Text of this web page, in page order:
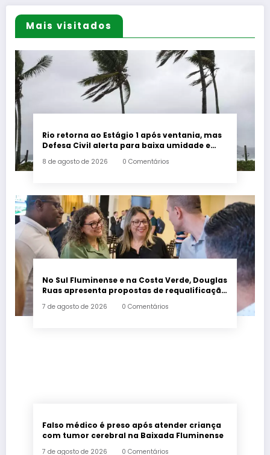
Mais visitados
Rio retorna ao Estágio 1 após ventania, mas
Defesa Civil alerta para baixa umidade e
8 de agosto de 2026 0 Comentários
No Sul Fluminense e na Costa Verde, Douglas
Ruas apresenta propostas de requalificação
7 de agosto de 2026 0 Comentários
Falso médico é preso após atender criança
com tumor cerebral na Baixada Fluminense
7 de agosto de 2026 0 Comentários